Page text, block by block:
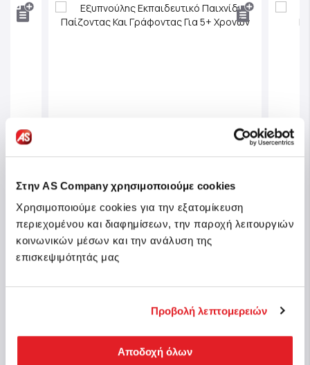
Στην AS Company χρησιμοποιούμε cookies
Χρησιμοποιούμε cookies για την εξατομίκευση
περιεχομένου και διαφημίσεων, την παροχή λειτουργιών
κοινωνικών μέσων και την ανάλυση της
επισκεψιμότητάς μας
Προβολή λεπτομερειών
Αποδοχή όλων
Εξυπνούλης Εκπαιδευτικό
Παιχνίδι Παίζοντας Και
Άμεσα διαθέσιμο